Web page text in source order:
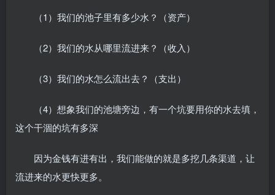
（1）我们的池子里有多少水？（资产）
（2）我们的水从哪里流进来？（收入）
（3）我们的水怎么流出去？（支出）
（4）想象我们的池塘旁边，有一个坑要用你的水去填，
这个干涸的坑有多深
因为金钱有进有出，我们能做的就是多挖几条渠道，让
流进来的水更快更多。